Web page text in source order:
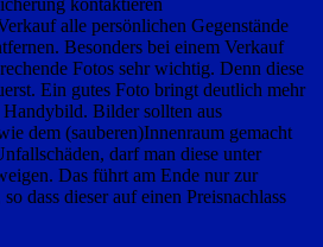
kontaktieren
alle persönlichen Gegenstände
Besonders bei einem Verkauf
Fotos sehr wichtig. Denn diese
Ein gutes Foto bringt deutlich mehr
Bilder sollten aus
dem (sauberen)Innenraum gemacht
darf man diese unter
Das führt am Ende nur zur
dass dieser auf einen Preisnachlass